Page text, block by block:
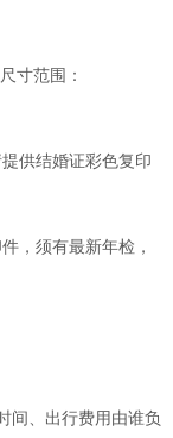
寸范围：
供结婚证彩色复印
，须有最新年检，
间、出行费用由谁负